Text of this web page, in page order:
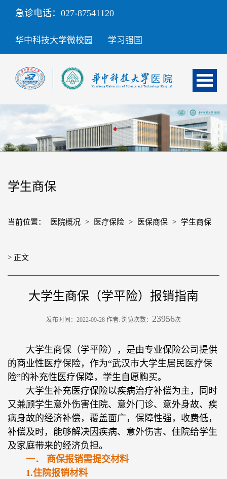
急诊电话：027-87541120
华中科技大学微校园 学习强国
学生商保
当前位置： 医院概况 > 医疗保险 > 医保商保 > 学生商保
> 正文
大学生商保（学平险）报销指南
发布时间：2022-09-28 作者: 浏览次数： 23956次
大学生商保（学平险），是由专业保险公司提供
的商业性医疗保险，作为“武汉市大学生居民医疗保
险”的补充性医疗保障，学生自愿购买。
大学生补充医疗保险以疾病治疗补偿为主，同时
又兼顾学生意外伤害住院、意外门诊、意外身故、疾
病身故的经济补偿，覆盖面广，保障性强，收费低，
补偿及时，能够解决因疾病、意外伤害、住院给学生
及家庭带来的经济负担。
一． 商保报销需提交材料
1.住院报销材料